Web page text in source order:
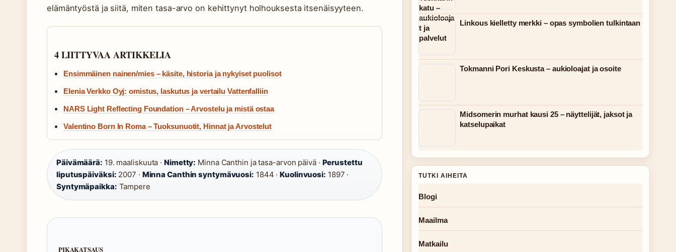
elämäntyöstä ja siitä, miten tasa-arvo on kehittynyt holhouksesta itsenäisyyteen.
4 LIITTYVAA ARTIKKELIA
Ensimmäinen nainen/mies – käsite, historia ja nykyiset puolisot
Elenia Verkko Oyj: omistus, laskutus ja vertailu Vattenfalliin
NARS Light Reflecting Foundation – Arvostelu ja mistä ostaa
Valentino Born In Roma – Tuoksunuotit, Hinnat ja Arvostelut
Päivämäärä: 19. maaliskuuta ·Nimetty: Minna Canthin ja tasa-arvon päivä · Perustettu
liputuspäiväksi: 2007 · Minna Canthin syntymävuosi: 1844 ·Kuolinvuosi: 1897 ·
Syntymäpaikka: Tampere
PIKAKATSAUS
Linkous kielletty merkki – opas symbolien tulkintaan
Tokmanni Pori Keskusta – aukioloajat ja osoite
Midsomerin murhat kausi 25 – näyttelijät, jaksot ja
katselupaikat
TUTKI AIHEITA
Blogi
Maailma
Matkailu